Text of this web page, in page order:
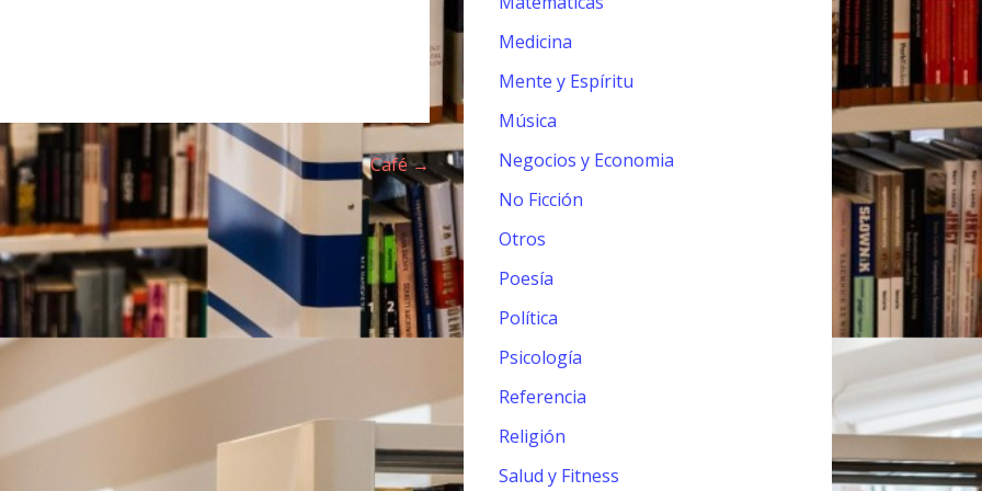
Café →
Medicina
Mente y Espíritu
Música
Negocios y Economia
No Ficción
Otros
Poesía
Política
Psicología
Referencia
Religión
Salud y Fitness